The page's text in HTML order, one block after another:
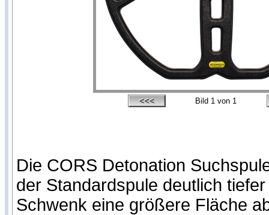
Bild 1 von 1
Die CORS Detonation
der Standardspule deutlich
Schwenk eine größere Fläche